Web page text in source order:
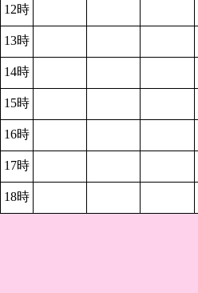
12時
13時
14時
15時
16時
17時
18時